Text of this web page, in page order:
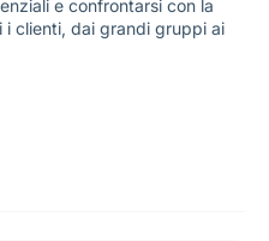
e confrontarsi con la
clienti, dai grandi gruppi ai